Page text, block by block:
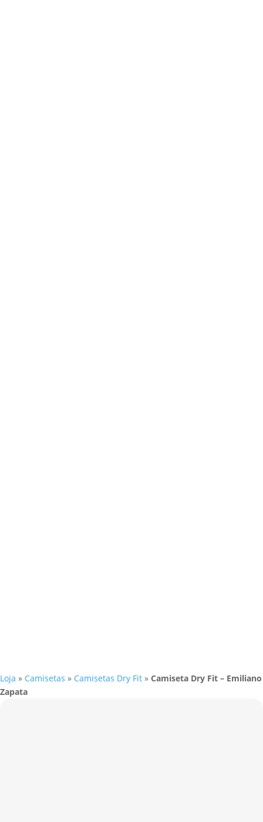
Loja » Camisetas » Camisetas Dry Fit » Camiseta Dry Fit – Emiliano
Zapata